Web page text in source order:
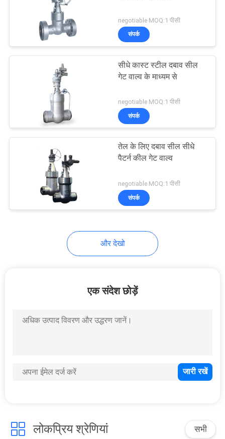
negotiable MOQ:1 पीसी
संपर्क
सीधे कास्ट स्टील दबाव सील
गेट वाल्व के माध्यम से
negotiable MOQ:1 पीसी
संपर्क
तेल के लिए दबाव सील सीधे
पैटर्न कील गेट वाल्व
negotiable MOQ:1 पीसी
संपर्क
और देखो
एक संदेश छोड़ें
लोकप्रिय श्रेणियां सभी